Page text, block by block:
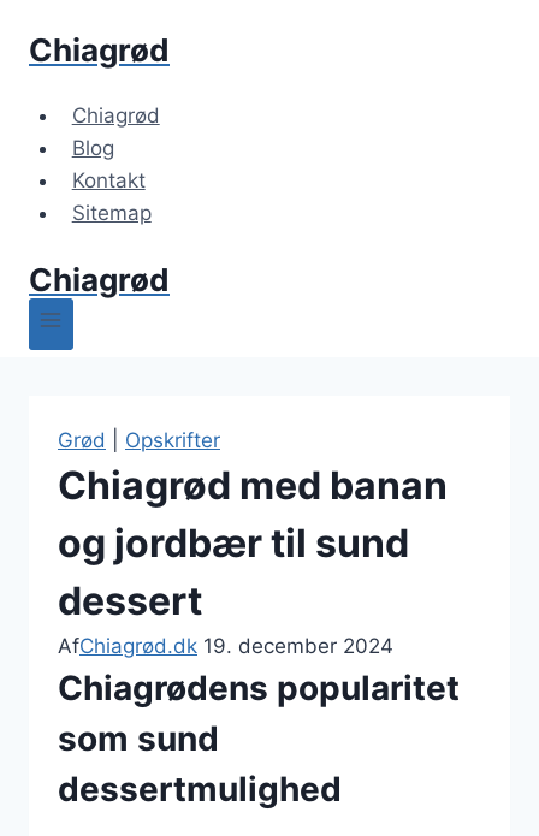
Chiagrød
Chiagrød
Blog
Kontakt
Sitemap
Chiagrød
Grød Opskrifter
Chiagrød med banan
og jordbær til sund
dessert
AfChiagrød.dk 19. december 2024
Chiagrødens popularitet
som sund
dessertmulighed